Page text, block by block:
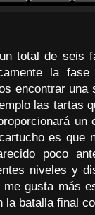
total de seis
la
encontrar
las tartas
un
es que
poco
niveles y
me gusta más
la batalla final